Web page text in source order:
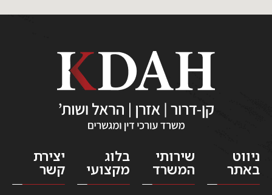
ניווט
באתר
שירותי
המשרד
בלוג
מקצועי
יצירת
קשר